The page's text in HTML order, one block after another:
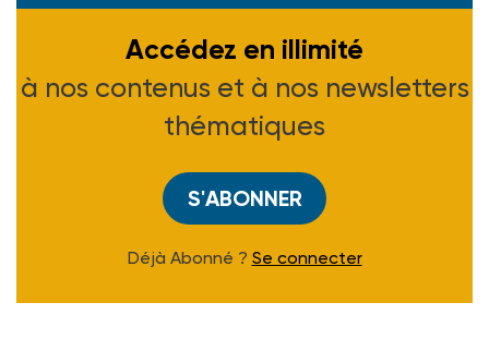
Accédez en illimité
à nos contenus et à nos newsletters
thématiques
S'ABONNER
Déjà Abonné ? Se connecter